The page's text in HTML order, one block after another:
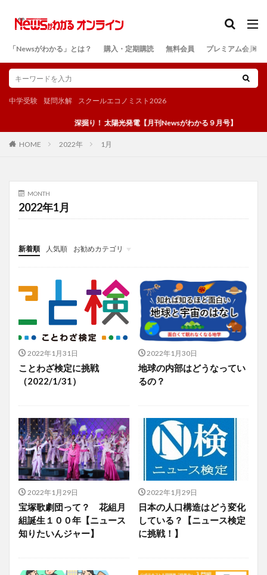
「Newsがわかる」とは？ 購入・定期購読 無料会員 プレミアム会員
中学受験 疑問氷解 スクールエコノミスト2026
深掘り！ 太陽光発電【月刊Newsがわかる９月号】
HOME 2022年 1月
MONTH
2022年1月
新着順 人気順
お勧めカテゴリ
投稿
学び
マンガ
電子書籍
2022年1月31日
ことわざ検定に挑戦
（2022/1/31）
2022年1月30日
地球の内部はどうなってい
るの？
2022年1月29日
宝塚歌劇団って？ 花組月
組誕生１００年【ニュース
知りたいんジャー】
2022年1月29日
日本の人口構造はどう変化
している？【ニュース検定
に挑戦！】
検索